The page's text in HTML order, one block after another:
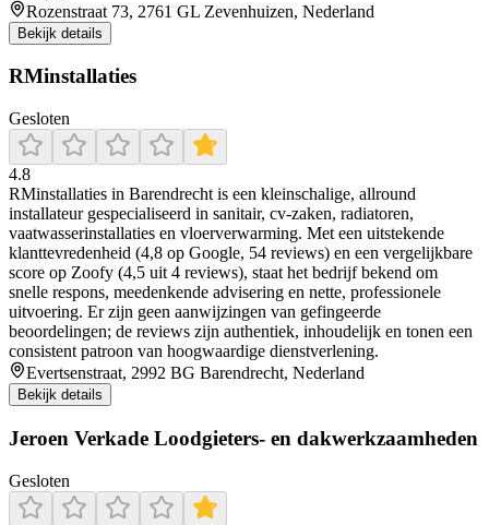
Rozenstraat 73, 2761 GL Zevenhuizen, Nederland
Bekijk details
RMinstallaties
Gesloten
4.8
RMinstallaties in Barendrecht is een kleinschalige, allround
installateur gespecialiseerd in sanitair, cv‑zaken, radiatoren,
vaatwasserinstallaties en vloerverwarming. Met een uitstekende
klanttevredenheid (4,8 op Google, 54 reviews) en een vergelijkbare
score op Zoofy (4,5 uit 4 reviews), staat het bedrijf bekend om
snelle respons, meedenkende advisering en nette, professionele
uitvoering. Er zijn geen aanwijzingen van gefingeerde
beoordelingen; de reviews zijn authentiek, inhoudelijk en tonen een
consistent patroon van hoogwaardige dienstverlening.
Evertsenstraat, 2992 BG Barendrecht, Nederland
Bekijk details
Jeroen Verkade Loodgieters- en dakwerkzaamheden
Gesloten